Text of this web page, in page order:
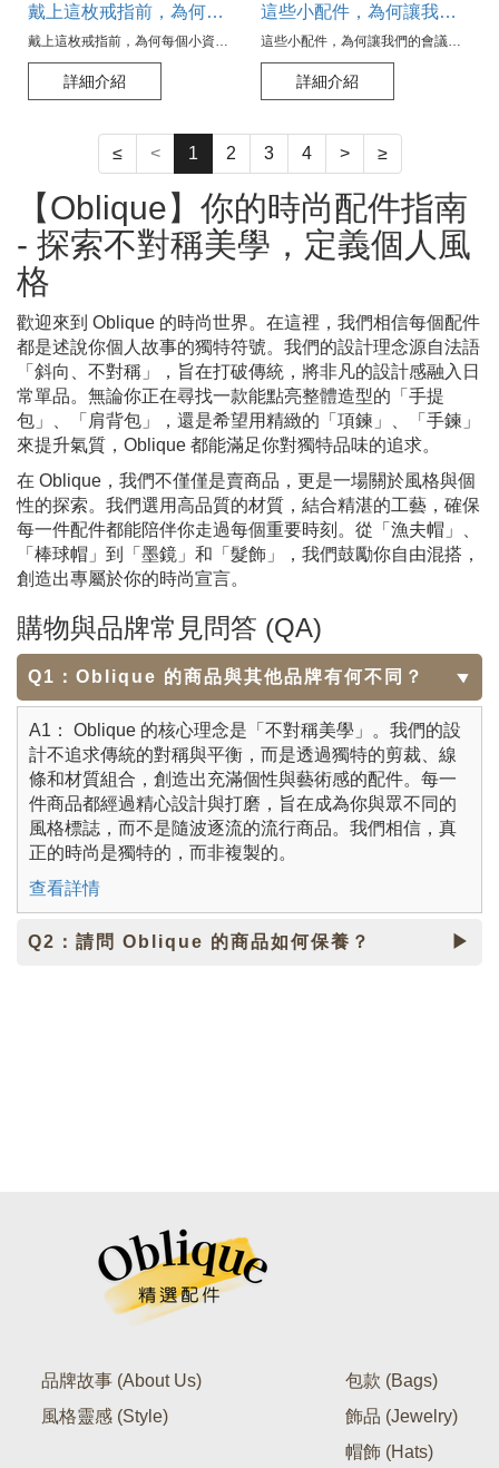
戴上這枚戒指前，為何每個小資族都該問自己三個問題？
戴上這枚戒指前，為何每個小資族都該問自己三個問題？
詳細介紹
這些小配件，為何讓我們的會議永不冷場？
這些小配件，為何讓我們的會議永不冷場？
詳細介紹
≤ < 1 2 3 4 > ≥
【Oblique】你的時尚配件指南
- 探索不對稱美學，定義個人風
格
歡迎來到 Oblique 的時尚世界。在這裡，我們相信每個配件
都是述說你個人故事的獨特符號。我們的設計理念源自法語
「斜向、不對稱」，旨在打破傳統，將非凡的設計感融入日
常單品。無論你正在尋找一款能點亮整體造型的「手提
包」、「肩背包」，還是希望用精緻的「項鍊」、「手鍊」
來提升氣質，Oblique 都能滿足你對獨特品味的追求。
在 Oblique，我們不僅僅是賣商品，更是一場關於風格與個
性的探索。我們選用高品質的材質，結合精湛的工藝，確保
每一件配件都能陪伴你走過每個重要時刻。從「漁夫帽」、
「棒球帽」到「墨鏡」和「髮飾」，我們鼓勵你自由混搭，
創造出專屬於你的時尚宣言。
購物與品牌常見問答 (QA)
Q1：Oblique 的商品與其他品牌有何不同？
A1： Oblique 的核心理念是「不對稱美學」。我們的設
計不追求傳統的對稱與平衡，而是透過獨特的剪裁、線
條和材質組合，創造出充滿個性與藝術感的配件。每一
件商品都經過精心設計與打磨，旨在成為你與眾不同的
風格標誌，而不是隨波逐流的流行商品。我們相信，真
正的時尚是獨特的，而非複製的。
查看詳情
Q2：請問 Oblique 的商品如何保養？
品牌故事 (About Us)
風格靈感 (Style)
包款 (Bags)
飾品 (Jewelry)
帽飾 (Hats)